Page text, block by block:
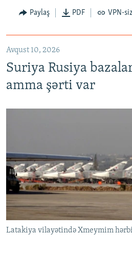
Paylaş PDF VPN-
Avqust 10, 2026
Suriya Rusiya
amma şərti var
Latakiya vilayətində Xmeymim hərbi